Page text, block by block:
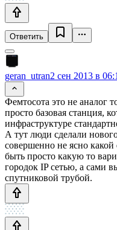
Ответить
geran_utran2 сен 2013 в
Фемтосота это не аналог
просто базовая станция,
инфраструктуре
А тут люди сделали
совершенно не ясно
быть просто какую то
городок IP сетью, а сами
спутниковой трубой.